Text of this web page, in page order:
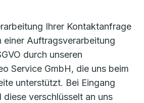
Ihrer Kontaktanfrage
einer Auftragsverarbeitung
durch unseren
Service GmbH, die uns beim
unterstützt. Bei Eingang
verschlüsselt an uns